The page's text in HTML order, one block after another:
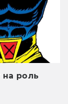
роль